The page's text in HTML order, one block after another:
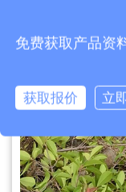
免费获取产品资
获取报价 立